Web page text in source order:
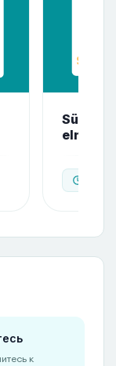
Süni
elmi
к